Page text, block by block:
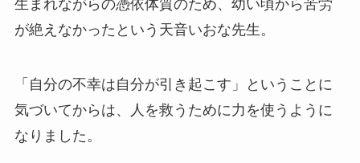
生まれながらの憑依体質のため、幼い頃から苦労
が絶えなかったという天音いおな先生。
「自分の不幸は自分が引き起こす」ということに
気づいてからは、人を救うために力を使うように
なりました。